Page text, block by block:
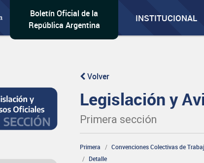
Boletín Oficial de la
República Argentina
INSTITUCIONAL
Volver
Legislación y
Primera sección
Primera
Convenciones Colectivas de
Detalle